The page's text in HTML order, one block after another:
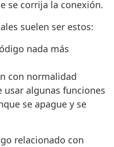
se corrija la conexión.
suelen ser estos:
nada más
con normalidad
algunas funciones
se apague y se
relacionado con